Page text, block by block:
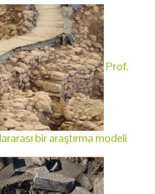
Prof.
bir araştırma modeli